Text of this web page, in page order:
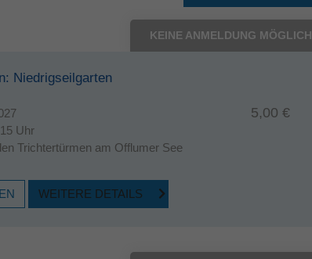
KEINE ANMELDUNG MÖGLICH
Niedrigseilgarten
Uhr
Trichtertürmen am Offlumer See
5,00 €
WEITERE DETAILS